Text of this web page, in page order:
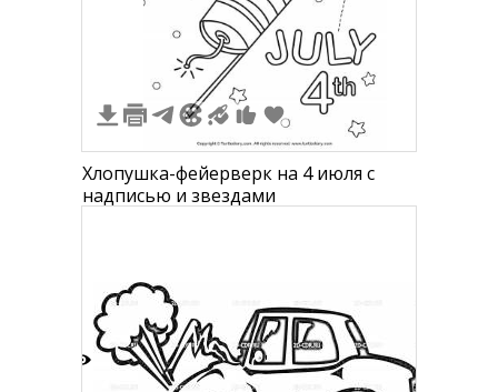
Хлопушка-фейерверк на 4 июля с
надписью и звездами